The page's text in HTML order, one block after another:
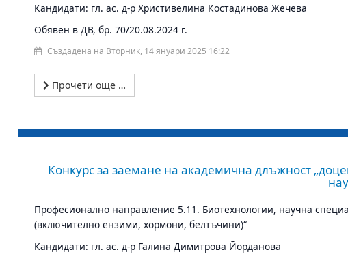
Кандидати: гл. ас. д-р Христивелина Костадинова Жечева
Обявен в ДВ, бр. 70/20.08.2024 г.
Създадена на Вторник, 14 януари 2025 16:22
Прочети още …
Конкурс за заемане на академична длъжност
Професионално направление 5.11. Биотехнологии, научна
(включително ензими, хормони, белтъчини)“
Кандидати: гл. ас. д-р Галина Димитрова Йорданова